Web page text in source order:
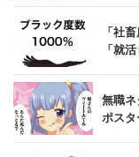
「社
「就
無職
ポス